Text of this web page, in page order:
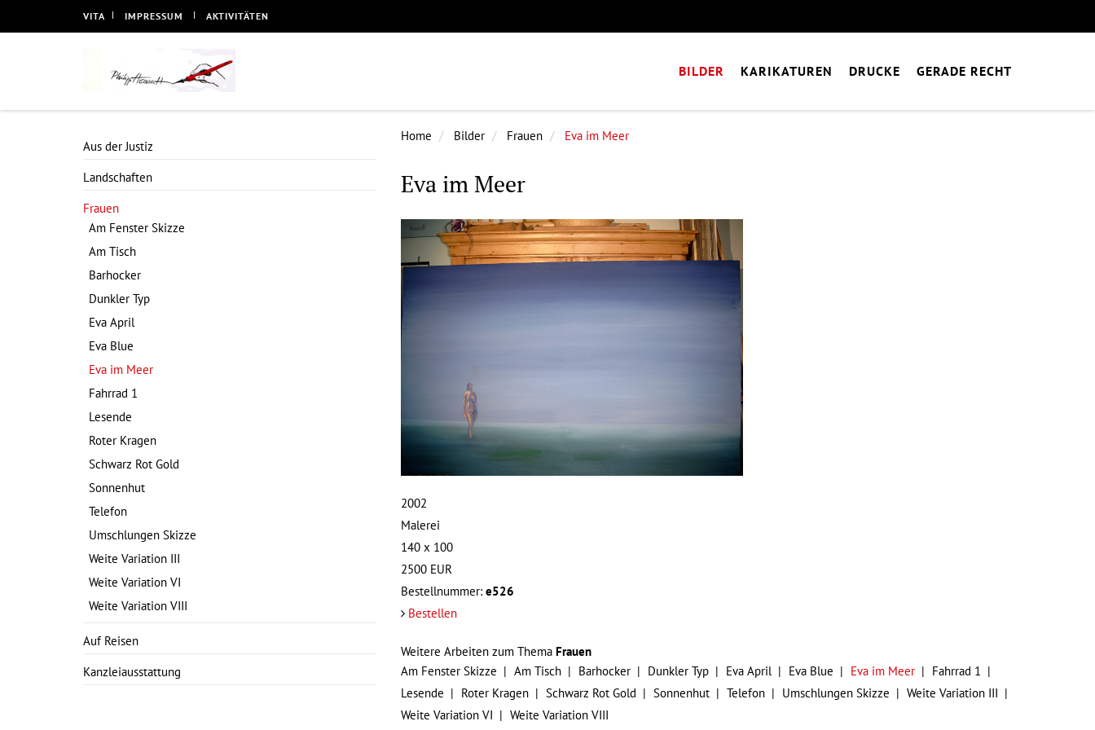
VITA IMPRESSUM AKTIVITÄTEN
BILDER KARIKATUREN DRUCKE GERADE RECHT
Home Bilder Frauen Eva im Meer
Eva im Meer
2002
Malerei
140 x 100
2500 EUR
Bestellnummer: e526
Bestellen
Weitere Arbeiten zum Thema Frauen
Am Fenster Skizze
Am Tisch Barhocker Dunkler Typ Eva April Eva Blue Eva im Meer
Fahrrad 1
Lesende
Roter Kragen Schwarz Rot Gold Sonnenhut Telefon Umschlungen Skizze
Weite Variation III
Weite Variation VI
Weite Variation VIII
Aus der Justiz
Landschaften
Frauen
Am Fenster Skizze
Am Tisch
Barhocker
Dunkler Typ
Eva April
Eva Blue
Eva im Meer
Fahrrad 1
Lesende
Roter Kragen
Schwarz Rot Gold
Sonnenhut
Telefon
Umschlungen Skizze
Weite Variation III
Weite Variation VI
Weite Variation VIII
Auf Reisen
Kanzleiausstattung